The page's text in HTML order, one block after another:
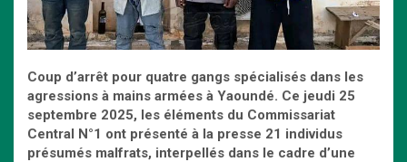
Coup d’arrêt pour quatre gangs spécialisés dans les
agressions à mains armées à Yaoundé. Ce jeudi 25
septembre 2025, les éléments du Commissariat
Central N°1 ont présenté à la presse 21 individus
présumés malfrats, interpellés dans le cadre d’une